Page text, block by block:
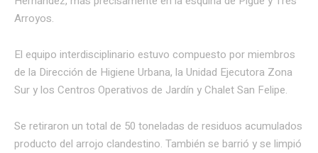
Arroyos.
El equipo interdisciplinario estuvo compuesto por miembros
de la Dirección de Higiene Urbana, la Unidad Ejecutora Zona
Sur y los Centros Operativos de Jardín y Chalet San Felipe.
Se retiraron un total de 50 toneladas de residuos acumulados
producto del arrojo clandestino. También se barrió y se limpió